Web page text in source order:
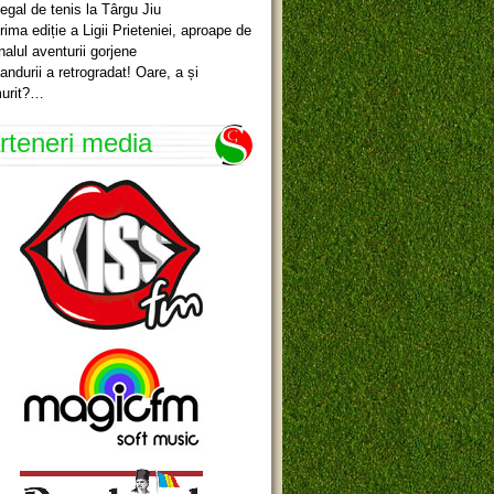
de tenis la Târgu Jiu
ediție a Ligii Prieteniei, aproape de
aventurii gorjene
a retrogradat! Oare, a și
media